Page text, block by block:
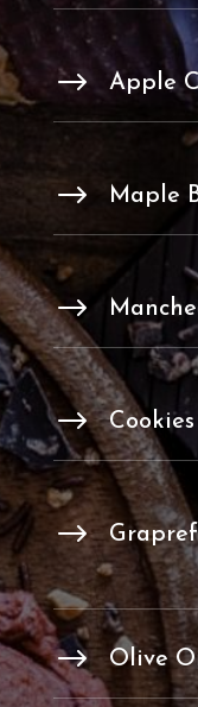
$ Apple
$ Maple
$
$
$
$ Olive